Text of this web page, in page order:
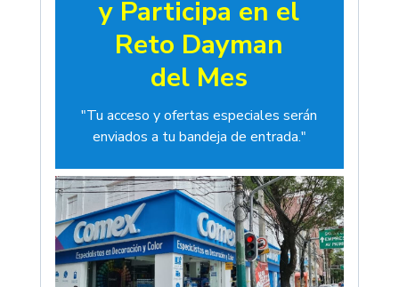
y Participa en el
Reto Dayman
del Mes
"Tu acceso y ofertas especiales serán
enviados a tu bandeja de entrada."